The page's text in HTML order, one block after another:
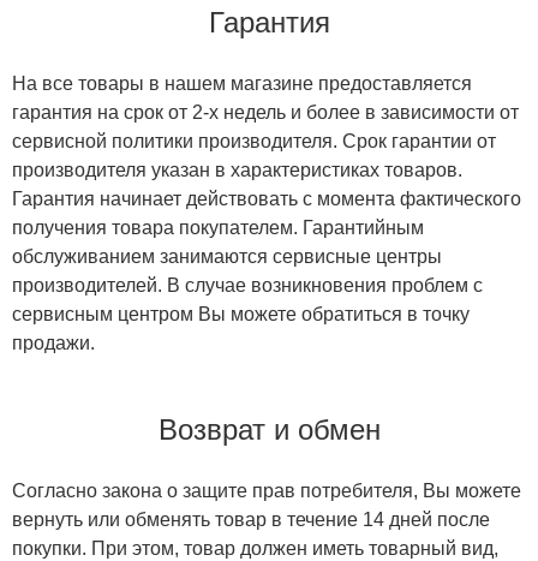
Гарантия
На все товары в нашем магазине предоставляется
гарантия на срок от 2-х недель и более в зависимости от
сервисной политики производителя. Срок гарантии от
производителя указан в характеристиках товаров.
Гарантия начинает действовать с момента фактического
получения товара покупателем. Гарантийным
обслуживанием занимаются сервисные центры
производителей. В случае возникновения проблем с
сервисным центром Вы можете обратиться в точку
продажи.
Возврат и обмен
Согласно закона о защите прав потребителя, Вы можете
вернуть или обменять товар в течение 14 дней после
покупки. При этом, товар должен иметь товарный вид,